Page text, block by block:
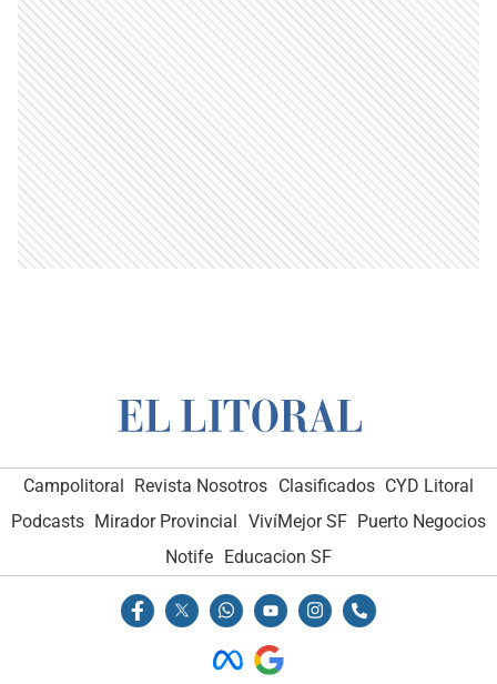
Campolitoral Revista Nosotros Clasificados CYD Litoral
Podcasts Mirador Provincial VivíMejor SF Puerto Negocios
Notife Educacion SF